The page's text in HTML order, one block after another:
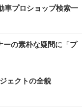
プロショップ検索一
ーの素朴な疑問に「プ
ェクトの全貌